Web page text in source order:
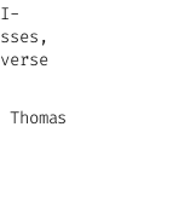
Thomas